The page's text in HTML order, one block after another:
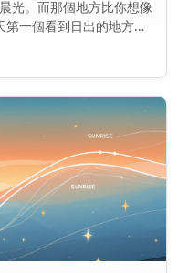
光。而那個地方比你想像
一個看到日出的地方通
國際日期變更線附近。